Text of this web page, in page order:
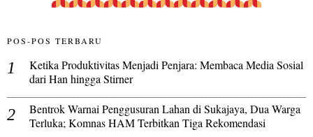
POS-POS TERBARU
Ketika Produktivitas Menjadi Penjara: Membaca Media Sosial
dari Han hingga Stirner
Bentrok Warnai Penggusuran Lahan di Sukajaya, Dua Warga
Terluka; Komnas HAM Terbitkan Tiga Rekomendasi